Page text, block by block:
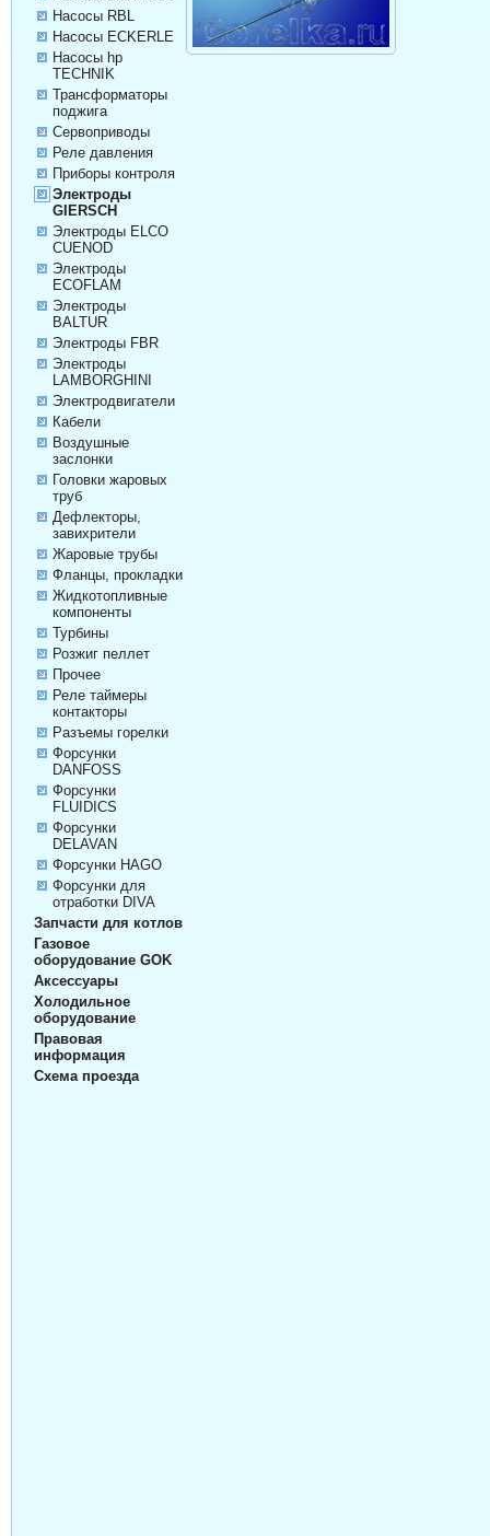
Насосы RBL
Насосы ECKERLE
Насосы hp
TECHNIK
Трансформаторы
поджига
Сервоприводы
Реле давления
Приборы контроля
Электроды
GIERSCH
Электроды ELCO
CUENOD
Электроды
ECOFLAM
Электроды
BALTUR
Электроды FBR
Электроды
LAMBORGHINI
Электродвигатели
Кабели
Воздушные
заслонки
Головки жаровых
труб
Дефлекторы,
завихрители
Жаровые трубы
Фланцы, прокладки
Жидкотопливные
компоненты
Турбины
Розжиг пеллет
Прочее
Реле таймеры
контакторы
Разъемы горелки
Форсунки
DANFOSS
Форсунки
FLUIDICS
Форсунки
DELAVAN
Форсунки HAGO
Форсунки для
отработки DIVA
Запчасти для котлов
Газовое
оборудование GOK
Аксессуары
Холодильное
оборудование
Правовая
информация
Схема проезда